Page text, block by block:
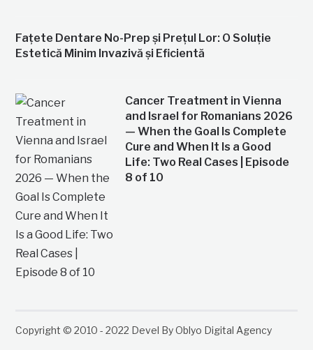
Fațete Dentare No-Prep și Prețul Lor: O Soluție
Estetică Minim Invazivă și Eficientă
Cancer Treatment in Vienna
and Israel for Romanians 2026
— When the Goal Is Complete
Cure and When It Is a Good
Life: Two Real Cases | Episode
8 of 10
Copyright © 2010 - 2022 Devel By Oblyo Digital Agency